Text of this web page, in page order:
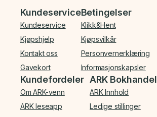
Bunnmeny
Kundeservice
Kundeservice
Kjøpshjelp
Kontakt oss
Gavekort
Betingelser
Klikk&Hent
Kjøpsvilkår
Personvernerklæring
Informasjonskapsler
Kundefordeler
Om ARK-venn
ARK leseapp
ARK Bokhandel
ARK Innhold
Ledige stillinger